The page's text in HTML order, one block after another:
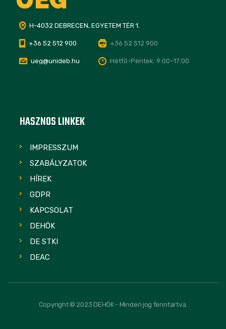
H-4032 DEBRECEN, EGYETEM TÉR 1.
+36 52 512 900 +36 52 512 900
ueg@unideb.hu Hétfő–Péntek: 9:00–17:00
HASZNOS LINKEK
IMPRESSZUM
SZABÁLYZATOK
HÍREK
GDPR
KAPCSOLAT
DEHÖK
DE STKI
DEAC
Copyright © 2023 DEHÖK - Minden jog fenntartva.